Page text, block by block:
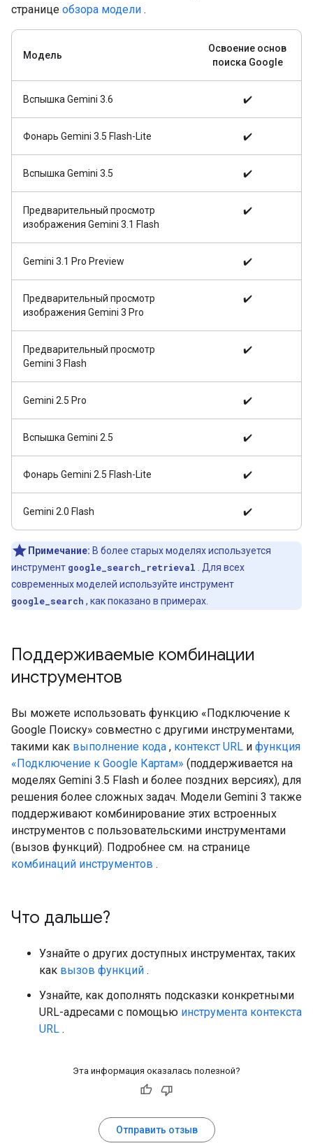
странице обзора модели .
Модель
Освоение основ
поиска Google
Вспышка Gemini 3.6 ✔️
Фонарь Gemini 3.5 Flash-Lite ✔️
Вспышка Gemini 3.5 ✔️
Предварительный просмотр
изображения Gemini 3.1 Flash
✔️
Gemini 3.1 Pro Preview ✔️
Предварительный просмотр
изображения Gemini 3 Pro
✔️
Предварительный просмотр
Gemini 3 Flash
✔️
Gemini 2.5 Pro ✔️
Вспышка Gemini 2.5 ✔️
Фонарь Gemini 2.5 Flash-Lite ✔️
Gemini 2.0 Flash ✔️
Примечание: В более старых моделях используется
инструмент google_search_retrieval . Для всех
современных моделей используйте инструмент
google_search , как показано в примерах.
Поддерживаемые комбинации
инструментов
Вы можете использовать функцию «Подключение к
Google Поиску» совместно с другими инструментами,
такими как выполнение кода , контекст URL и функция
«Подключение к Google Картам» (поддерживается на
моделях Gemini 3.5 Flash и более поздних версиях), для
решения более сложных задач. Модели Gemini 3 также
поддерживают комбинирование этих встроенных
инструментов с пользовательскими инструментами
(вызов функций). Подробнее см. на странице
комбинаций инструментов .
Что дальше?
Узнайте о других доступных инструментах, таких
как вызов функций .
Узнайте, как дополнять подсказки конкретными
URL-адресами с помощью инструмента контекста
URL .
Эта информация оказалась полезной?
Отправить отзыв